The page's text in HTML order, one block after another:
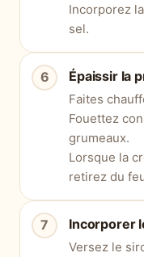
Incorporez
sel.
Épaissir la
Faites
Fouettez
grumeaux.
Lorsque la
retirez du
Incorporer
Versez le